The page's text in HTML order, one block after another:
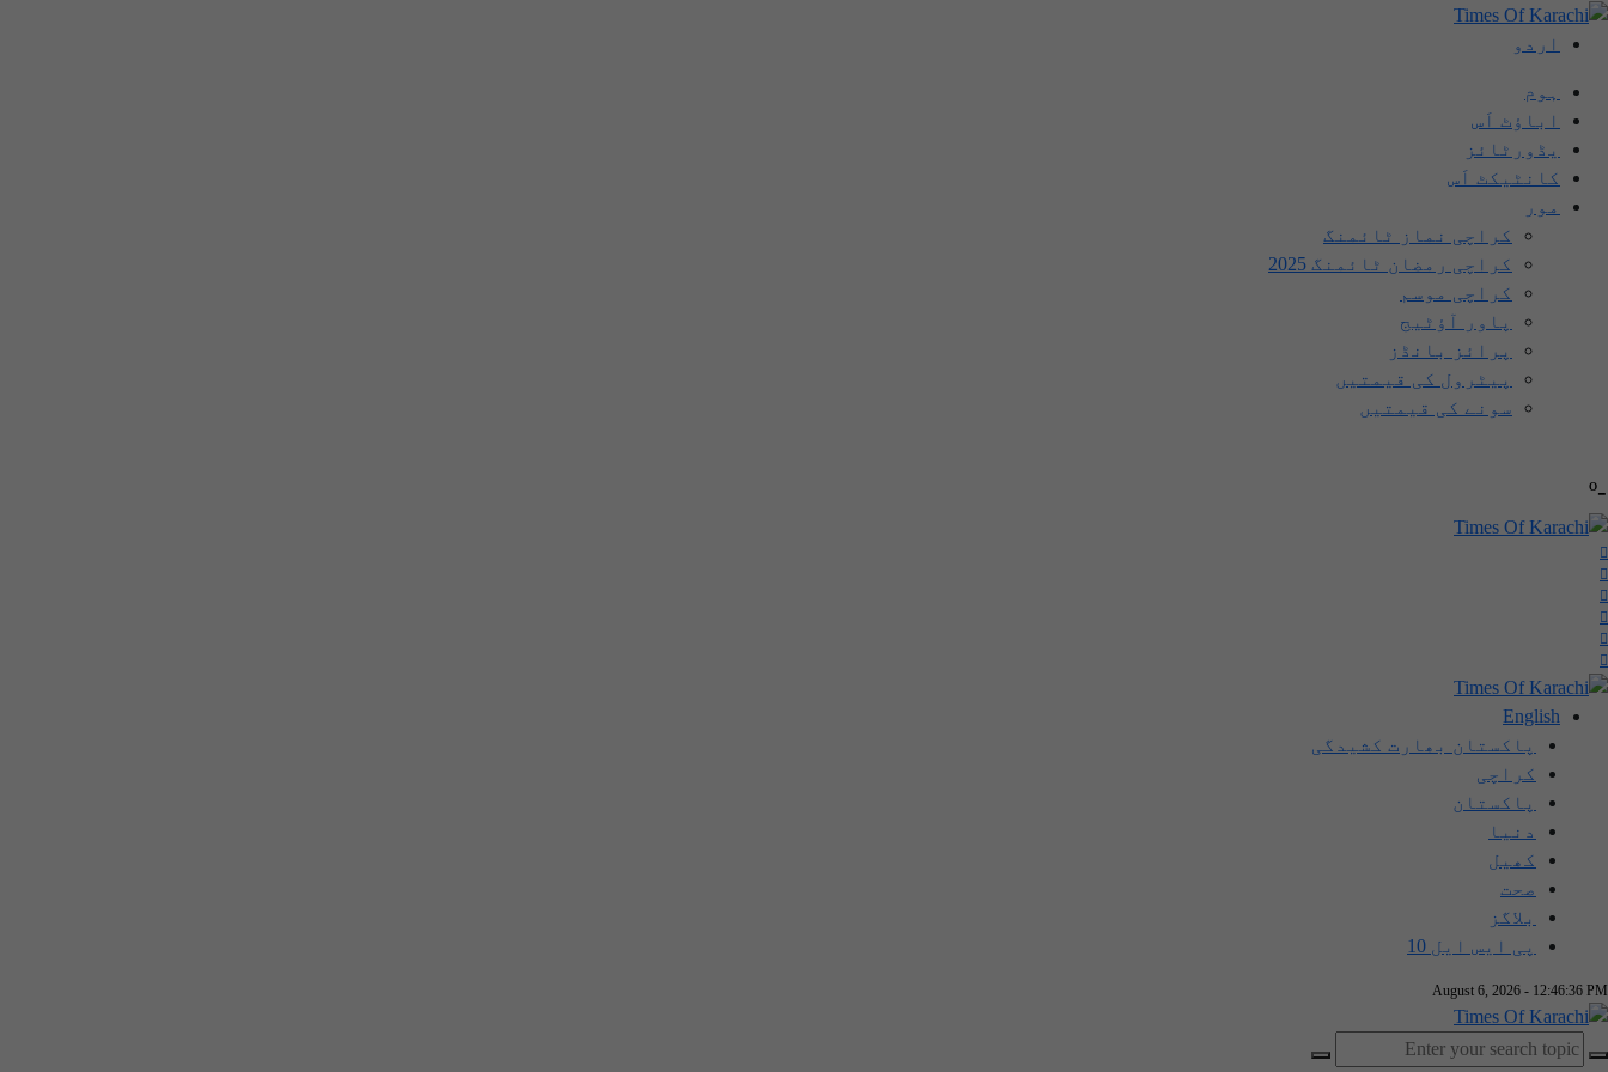
اردو
ہوم
اباؤٹ اَس
یڈورٹائز
کانٹیکٹ اَس
مور
کراچی نماز ٹائمنگ
کراچی رمضان ٹائمنگ 2025
کراچی موسم
پاور آؤٹیج
پرائز بانڈز
پیٹرول کی قیمتیں
سونے کی قیمتیں
-º
English
پاکستان بھارت کشیدگی
کراچی
پاکستان
دنیا
کھیل
صحت
بلاگز
پی ایس ایل 10
August 6, 2026 - 12:46:37 PM